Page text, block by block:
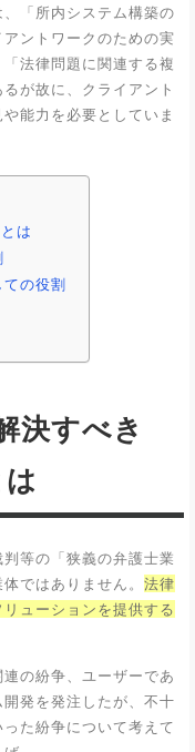
、「所内システム構築の
ントワークのための実
法律問題に関連する複
が故に、クライアント
能力を必要としていま
は
の役割
決すべき
は
等の「狭義の弁護士業
ではありません。 法律
ューションを提供する
の紛争、ユーザーであ
発を発注したが、不十
た紛争について考えて